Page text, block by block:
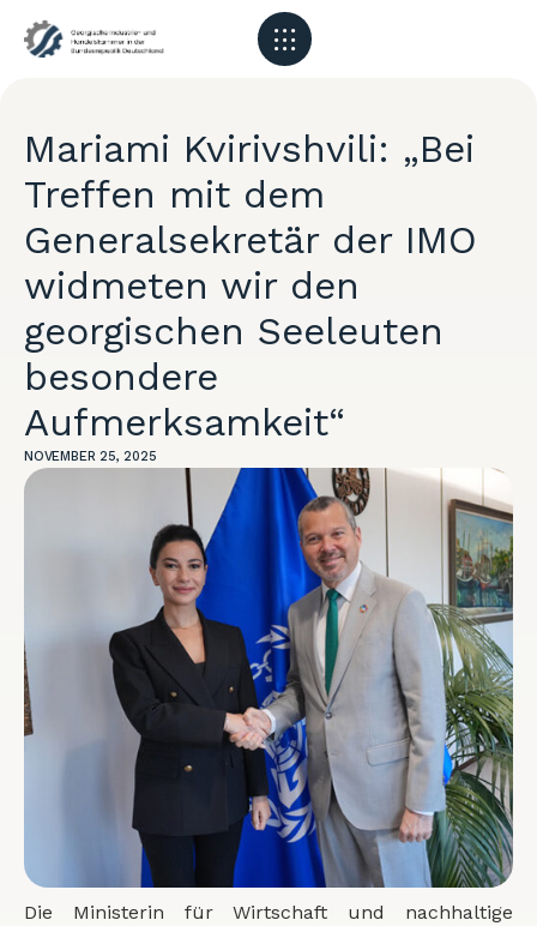
Mariami Kvirivshvili: „Bei
Treffen mit dem
Generalsekretär der IMO
widmeten wir den
georgischen Seeleuten
besondere
Aufmerksamkeit“
NOVEMBER 25, 2025
Die Ministerin für Wirtschaft und nachhaltige